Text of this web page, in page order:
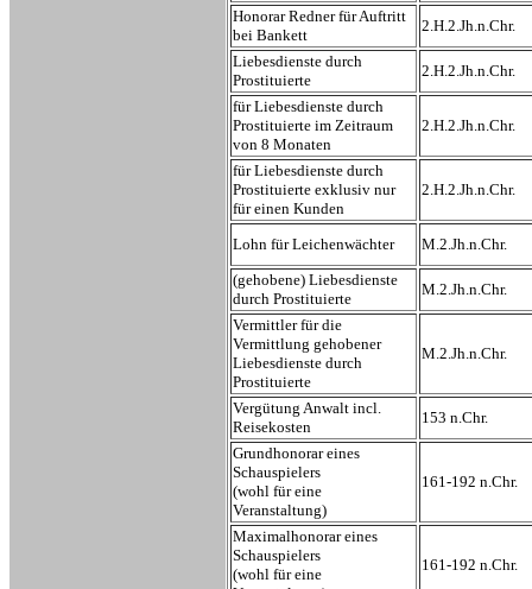
Honorar Redner für Auftritt
bei Bankett
2.H.2.Jh.n.Chr.
Liebesdienste durch
Prostituierte
2.H.2.Jh.n.Chr.
für Liebesdienste durch
Prostituierte im Zeitraum
von 8 Monaten
2.H.2.Jh.n.Chr.
für Liebesdienste durch
Prostituierte exklusiv nur
für einen Kunden
2.H.2.Jh.n.Chr.
Lohn für Leichenwächter
M.2.Jh.n.Chr.
(gehobene) Liebesdienste
durch Prostituierte
M.2.Jh.n.Chr.
Vermittler für die
Vermittlung gehobener
Liebesdienste durch
Prostituierte
M.2.Jh.n.Chr.
Vergütung Anwalt incl.
Reisekosten
153 n.Chr.
Grundhonorar eines
Schauspielers
(wohl für eine
Veranstaltung)
161-192 n.Chr.
Maximalhonorar eines
Schauspielers
(wohl für eine
161-192 n.Chr.